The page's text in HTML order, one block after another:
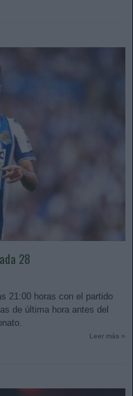
28
21:00 horas con el partido
de última hora antes del
Leer más »